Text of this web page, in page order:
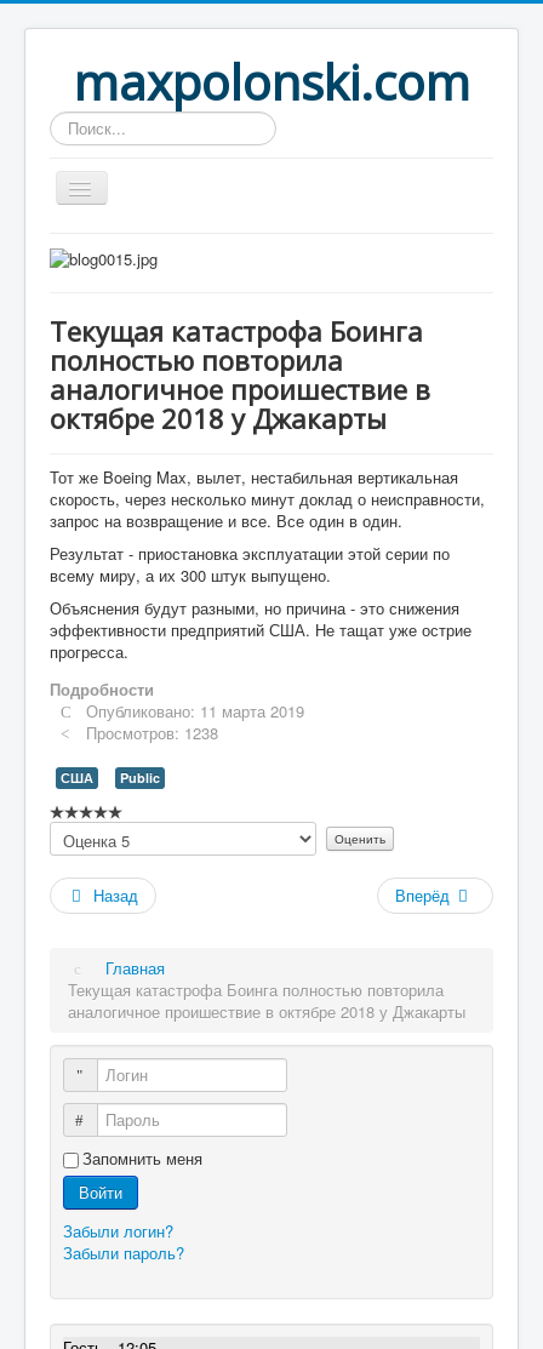
maxpolonski.com
Искать...
Home
Рассказы
Контакты
Вход
Текущая катастрофа Боинга
полностью повторила
аналогичное проишествие в
октябре 2018 у Джакарты
Тот же Boeing Max, вылет, нестабильная вертикальная
скорость, через несколько минут доклад о неисправности,
запрос на возвращение и все. Все один в один.
Результат - приостановка эксплуатации этой серии по
всему миру, а их 300 штук выпущено.
Объяснения будут разными, но причина - это снижения
эффективности предприятий США. Не тащат уже острие
прогресса.
Подробности
Опубликовано: 11 марта 2019
Просмотров: 1238
США Public
Рейтинг:
/
Пожалуйста,
оцените
Назад
Вперёд
Главная
Текущая катастрофа Боинга полностью повторила
аналогичное проишествие в октябре 2018 у Джакарты
Логин
Пароль
Запомнить меня
Войти
Забыли логин?
Забыли пароль?